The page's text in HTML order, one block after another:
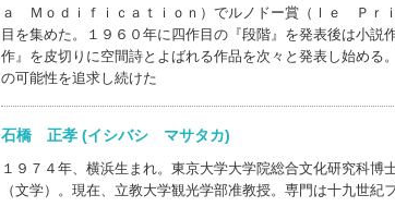
ａ Ｍｏｄｉｆｉｃａｔｉｏｎ）でルノドー賞（ｌｅ Ｐｒ
目を集めた。１９６０年に四作目の『段階』を発表後は小
作』を皮切りに空間詩とよばれる作品を次々と発表し始め
の可能性を追求し続けた
石橋 正孝 (イシバシ マサタカ)
１９７４年、横浜生まれ。東京大学大学院総合文化研究科
（文学）。現在、立教大学観光学部准教授。専門は十九世紀